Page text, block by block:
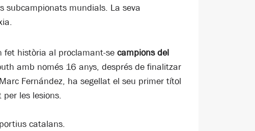
subcampionats mundials. La seva
fet història al proclamant-se campions del
amb només 16 anys, després de finalitzar
Fernández, ha segellat el seu primer títol
les lesions.
catalans.